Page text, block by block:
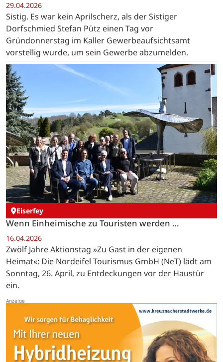
29.04.2026
Sistig. Es war kein Aprilscherz, als der Sistiger
Dorfschmied Stefan Pütz einen Tag vor
Gründonnerstag im Kaller Gewerbeaufsichtsamt
vorstellig wurde, um sein Gewerbe abzumelden.
Eiserfey
Wenn Einheimische zu Touristen werden …
16.04.2026
Zwölf Jahre Aktionstag »Zu Gast in der eigenen
Heimat«: Die Nordeifel Tourismus GmbH (NeT) lädt am
Sonntag, 26. April, zu Entdeckungen vor der Haustür
ein.